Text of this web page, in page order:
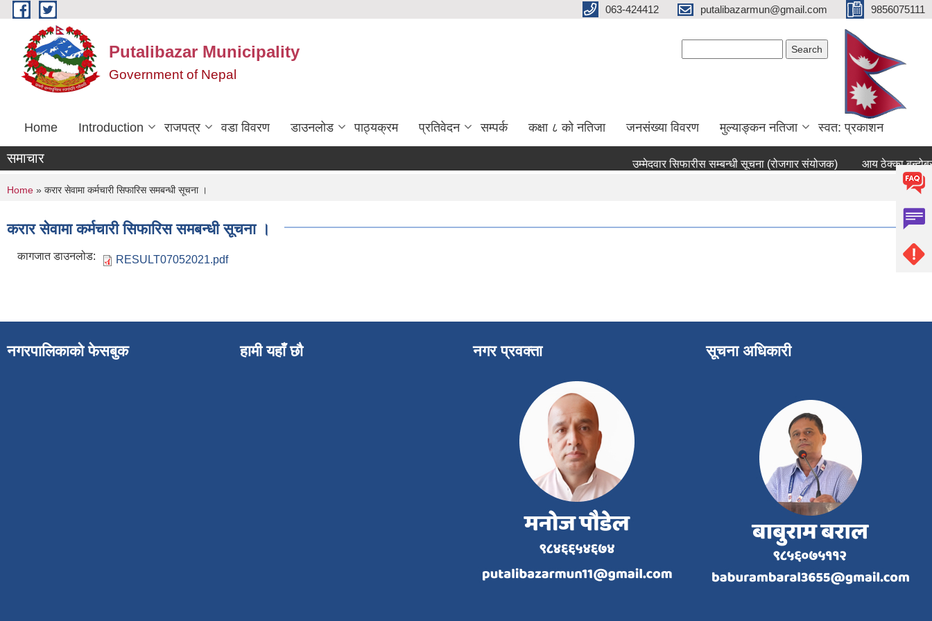
Skip to main content 063-424412 putalibazarmun@gmail.com 9856075111
Putalibazar Municipality
Government of Nepal
Home Introduction राजपत्र वडा विवरण डाउनलोड पाठ्यक्रम प्रतिवेदन सम्पर्क कक्षा ८ को नतिजा जनसंख्या विवरण मुल्याङ्कन नतिजा स्वत: प्रकाशन
समाचार उम्मेदवार सिफारीस सम्बन्धी सूचना (रोजगार संयोजक) आय ठेक्का
You are here
Home » करार सेवामा कर्मचारी सिफारिस समबन्धी सूचना ।
करार सेवामा कर्मचारी सिफारिस समबन्धी सूचना ।
कागजात डाउनलोड: RESULT07052021.pdf
नगरपालिकाको फेसबुक हामी यहाँ छौ नगर प्रवक्ता सूचना अधिकारी